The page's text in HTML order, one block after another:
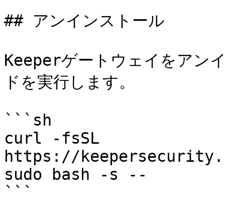
## アンインストール
Keeperゲートウェイをアン
ドを実行します。
```sh
curl -fsSL
https://
sudo bash -s --
```